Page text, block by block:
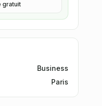
gratuit
Business
Paris